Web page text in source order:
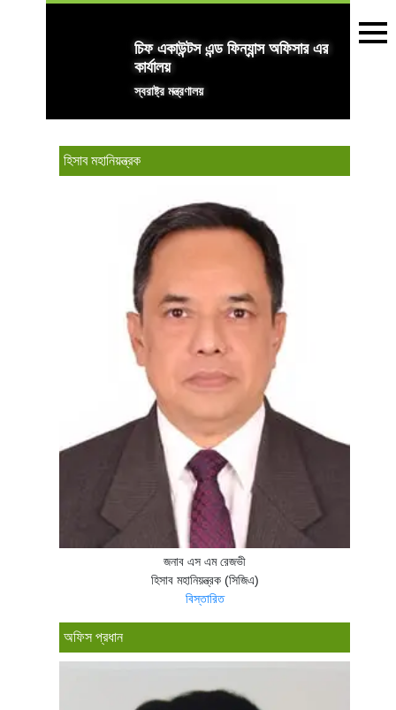
চিফ একাউন্টস এন্ড ফিন্যান্স অফিসার এর
কার্যালয়
স্বরাষ্ট্র মন্ত্রণালয়
হিসাব মহানিয়ন্ত্রক
জনাব এস এম রেজভী
হিসাব মহানিয়ন্ত্রক (সিজিএ)
বিস্তারিত
অফিস প্রধান